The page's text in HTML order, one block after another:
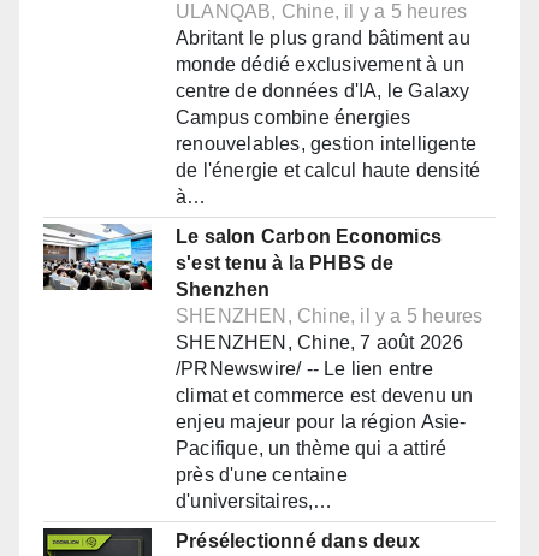
ULANQAB, Chine, il y a 5 heures
Abritant le plus grand bâtiment au
monde dédié exclusivement à un
centre de données d'IA, le Galaxy
Campus combine énergies
renouvelables, gestion intelligente
de l'énergie et calcul haute densité
à…
Le salon Carbon Economics
s'est tenu à la PHBS de
Shenzhen
SHENZHEN, Chine, il y a 5 heures
SHENZHEN, Chine, 7 août 2026
/PRNewswire/ -- Le lien entre
climat et commerce est devenu un
enjeu majeur pour la région Asie-
Pacifique, un thème qui a attiré
près d'une centaine
d'universitaires,…
Présélectionné dans deux